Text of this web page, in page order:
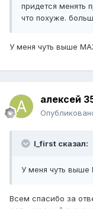
придется менять
что похуже.
У меня чуть выше
алексей
I_first сказал:
У меня чуть
Всем спасибо за